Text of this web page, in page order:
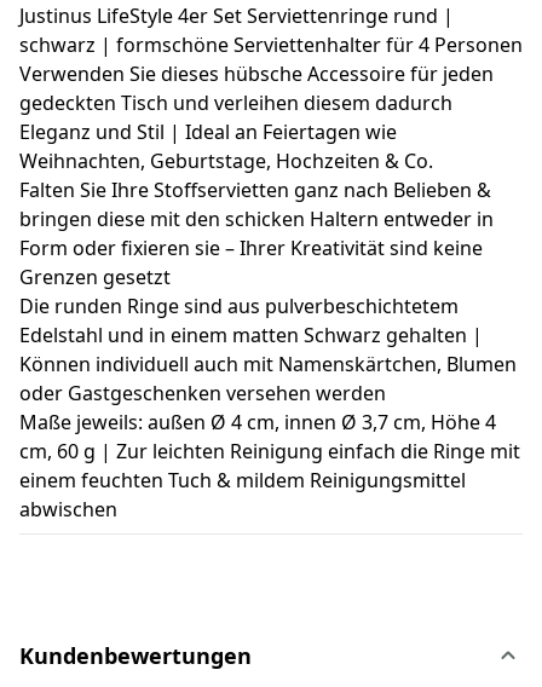
Justinus LifeStyle 4er Set Serviettenringe rund |
schwarz | formschöne Serviettenhalter für 4 Personen
Verwenden Sie dieses hübsche Accessoire für jeden
gedeckten Tisch und verleihen diesem dadurch
Eleganz und Stil | Ideal an Feiertagen wie
Weihnachten, Geburtstage, Hochzeiten & Co.
Falten Sie Ihre Stoffservietten ganz nach Belieben &
bringen diese mit den schicken Haltern entweder in
Form oder fixieren sie – Ihrer Kreativität sind keine
Grenzen gesetzt
Die runden Ringe sind aus pulverbeschichtetem
Edelstahl und in einem matten Schwarz gehalten |
Können individuell auch mit Namenskärtchen, Blumen
oder Gastgeschenken versehen werden
Maße jeweils: außen Ø 4 cm, innen Ø 3,7 cm, Höhe 4
cm, 60 g | Zur leichten Reinigung einfach die Ringe mit
einem feuchten Tuch & mildem Reinigungsmittel
abwischen
Kundenbewertungen